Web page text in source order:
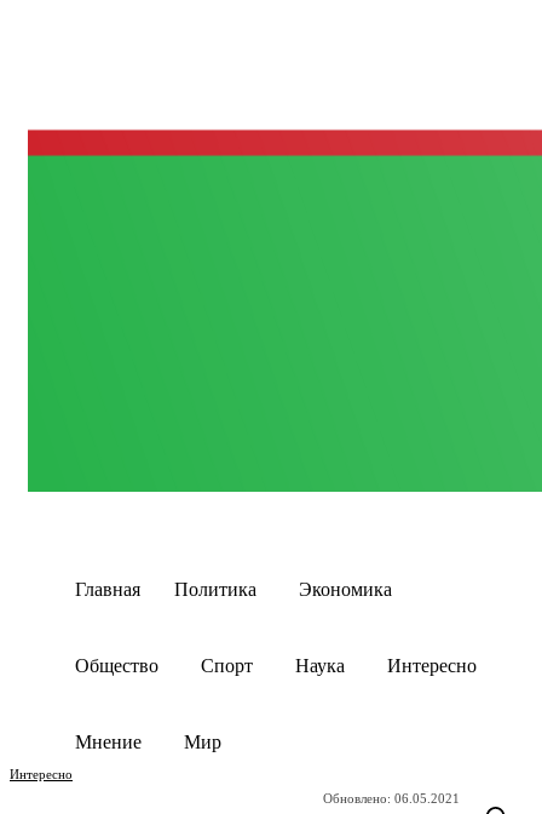
Главная Политика Экономика
Общество Спорт Наука Интересно
Мнение Мир
Интересно
Обновлено: 06.05.2021